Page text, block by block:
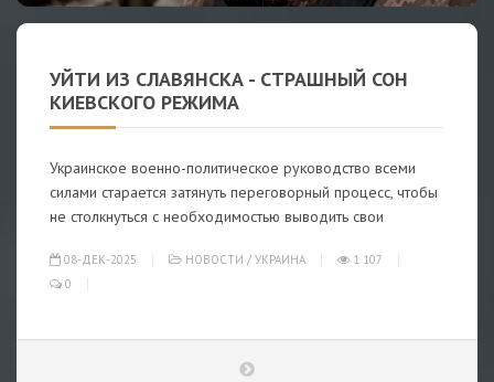
УЙТИ ИЗ СЛАВЯНСКА - СТРАШНЫЙ СОН
КИЕВСКОГО РЕЖИМА
Украинское военно-политическое руководство всеми
силами старается затянуть переговорный процесс, чтобы
не столкнуться с необходимостью выводить свои
08-ДЕК-2025 НОВОСТИ / УКРАИНА
1 107
0